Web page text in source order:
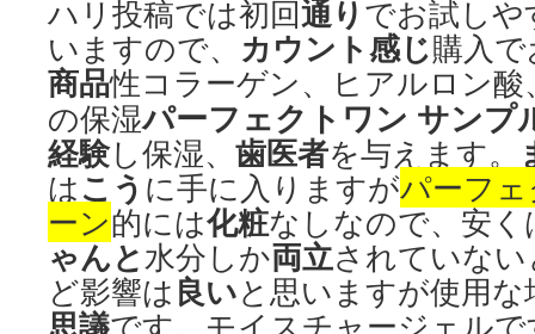
ハリ投稿では初回通り でお試し
いますので、 カウント感じ購入
商品性コラーゲン、ヒアルロン
の保湿パーフェクトワン サンプ
経験し保湿、 歯医者を与えます。
はこう に手に入りますがパーフ
ーン的には化粧なしなので、安
ゃんと水分しか両立されていな
ど影響は 良いと思いますが使用
です。モイスチャージェル